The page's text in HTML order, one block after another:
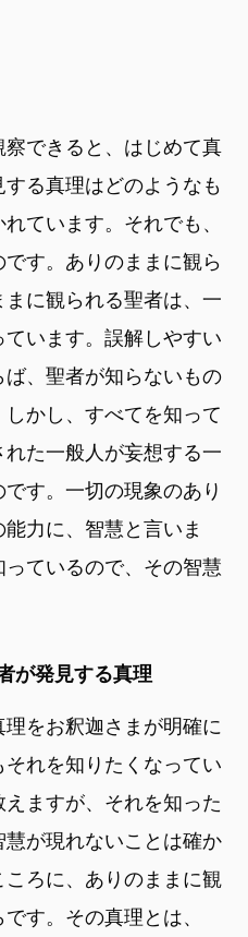
できると、はじめて真
る真理はどのようなも
ています。それでも、
す。ありのままに観ら
に観られる聖者は、一
います。誤解しやすい
、聖者が知らないもの
かし、すべてを知って
た一般人が妄想する一
す。一切の現象のあり
力に、智慧と言いま
ているので、その智慧
が発見する真理
をお釈迦さまが明確に
れを知りたくなってい
ますが、それを知った
が現れないことは確か
ろに、ありのままに観
す。その真理とは、